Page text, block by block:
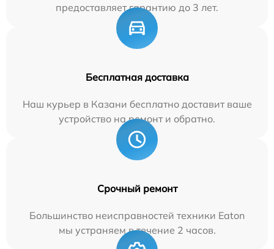
предоставляет гарантию до 3 лет.
Бесплатная доставка
Наш курьер в Казани бесплатно доставит ваше
устройство на ремонт и обратно.
Срочный ремонт
Большинство неисправностей техники Eaton
мы устраняем в течение 2 часов.